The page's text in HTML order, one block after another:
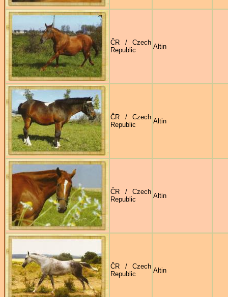
ČR / Czech
Republic
Altin
ČR / Czech
Republic
Altin
ČR / Czech
Republic
Altin
ČR / Czech
Republic
Altin